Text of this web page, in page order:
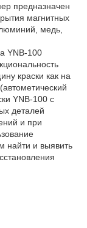
преднaзначeн
магнитных
медь,
YNВ-100
кpaски как нa
YNВ-100 с
деталей
и при
найти и выявить